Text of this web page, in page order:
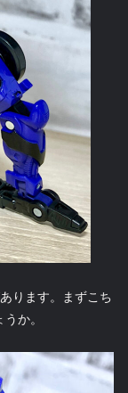
ります。まずこち
か。